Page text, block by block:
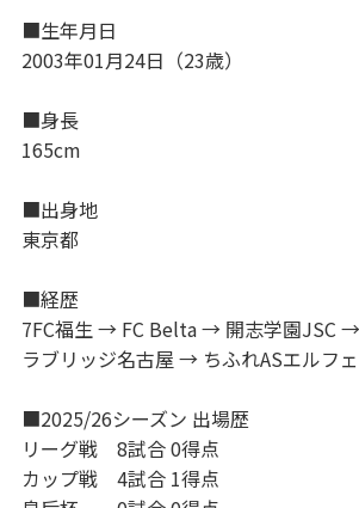
■生年月日
2003年01月24日（23歳）
■身長
165cm
■出身地
東京都
■経歴
7FC福生 → FC Belta → 開志学園JSC
ラブリッジ名古屋 → ちふれASエルフ
■2025/26シーズン 出場歴
リーグ戦 8試合 0得点
カップ戦 4試合 1得点